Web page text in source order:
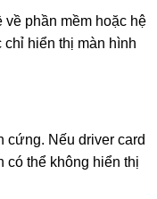
phần mềm hoặc hệ
hiển thị màn hình
cứng. Nếu driver card
có thể không hiển thị